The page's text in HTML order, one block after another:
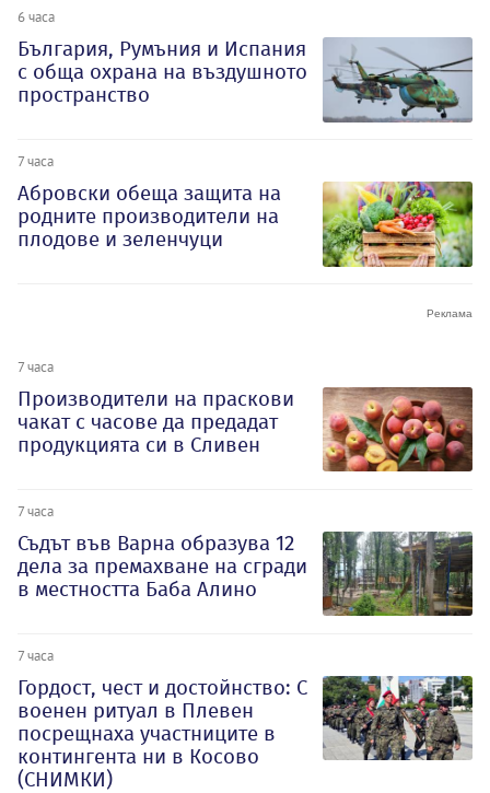
6 часа
България, Румъния и Испания
с обща охрана на въздушното
пространство
7 часа
Абровски обеща защита на
родните производители на
плодове и зеленчуци
7 часа
Производители на праскови
чакат с часове да предадат
продукцията си в Сливен
7 часа
Съдът във Варна образува 12
дела за премахване на сгради
в местността Баба Алино
7 часа
Гордост, чест и достойнство: С
военен ритуал в Плевен
посрещнаха участниците в
контингента ни в Косово
(СНИМКИ)